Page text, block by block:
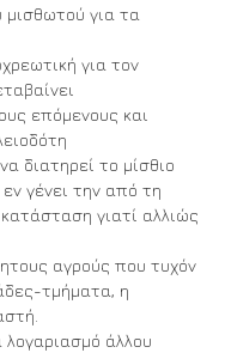
μισθωτού για τα
για τον
επόμενους και
διατηρεί το μίσθιο
γένει την από τη
γιατί αλλιώς
αγρούς που τυχόν
τμήματα, η
λογαριασμό άλλου